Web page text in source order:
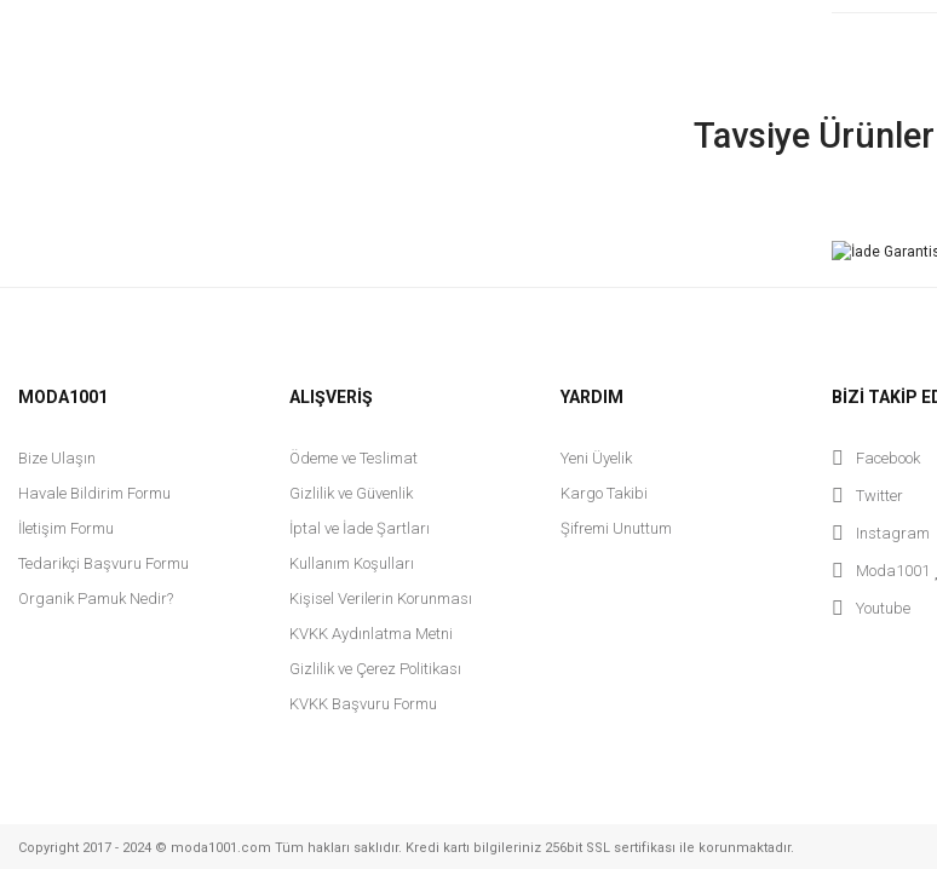
Tavsiye Ürünler
859,95 TL
Kinzi Çiçekli Crop Bluz - Beyaz
MODA1001
Bize Ulaşın
Havale Bildirim Formu
İletişim Formu
Tedarikçi Başvuru Formu
Organik Pamuk Nedir?
ALIŞVERİŞ
Ödeme ve Teslimat
Gizlilik ve Güvenlik
İptal ve İade Şartları
Kullanım Koşulları
Kişisel Verilerin Korunması
KVKK Aydınlatma Metni
Gizlilik ve Çerez Politikası
KVKK Başvuru Formu
YARDIM
Yeni Üyelik
Kargo Takibi
Şifremi Unuttum
BİZİ TAKİP
Facebook
Twitter
Instagram
Moda1001
Youtube
Copyright 2017 - 2024 © moda1001.com Tüm hakları saklıdır. Kredi kartı bilgileriniz 256bit SSL sertifikası ile korunmaktadır.